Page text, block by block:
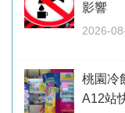
影響
2026-
桃園冷
A12站